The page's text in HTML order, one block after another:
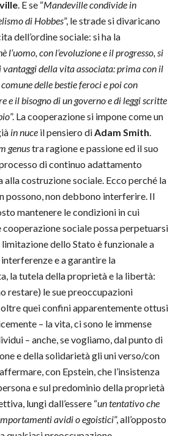
. E se “Mandeville condivide in
di Hobbes”, le strade si divaricano
dell’ordine sociale: si ha la
l’uomo, con l’evoluzione e il progresso, si
vantaggi della vita associata: prima con il
delle bestie feroci e poi con
e il bisogno di un governo e di leggi scritte
”. La cooperazione si impone come un
in nuce il pensiero diAdam Smith.
genustra ragione e passione ed il suo
di continuo adattamento
costruzione sociale. Ecco perché la
possono, non debbono interferire. Il
mantenere le condizioni in cui
sociale possa perpetuarsi
dello Stato è funzionale a
e a garantire la
la tutela della proprietà e la libertà:
restare) le sue preoccupazioni
oltre quei confini apparentemente ottusi
– la vita, ci sono le immense
– anche, se vogliamo, dal punto di
e della solidarietà gli uni verso/con
con Epstein, che l’insistenza
e sul predominio della proprietà
lungi dall’essere “un tentativo che
avidi o egoistici”,all’opposto